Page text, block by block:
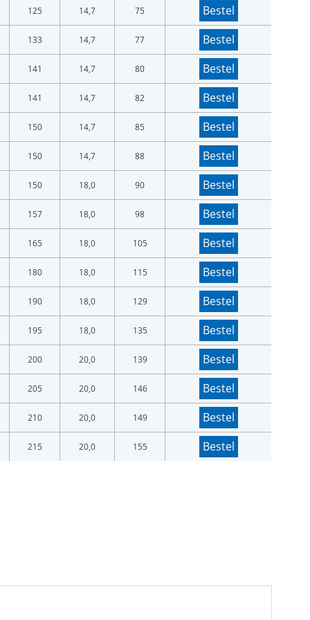
125 14,7 75 Bestel
133 14,7 77 Bestel
141 14,7 80 Bestel
141 14,7 82 Bestel
150 14,7 85 Bestel
150 14,7 88 Bestel
150 18,0 90 Bestel
157 18,0 98 Bestel
165 18,0 105 Bestel
180 18,0 115 Bestel
190 18,0 129 Bestel
195 18,0 135 Bestel
200 20,0 139 Bestel
205 20,0 146 Bestel
210 20,0 149 Bestel
215 20,0 155 Bestel